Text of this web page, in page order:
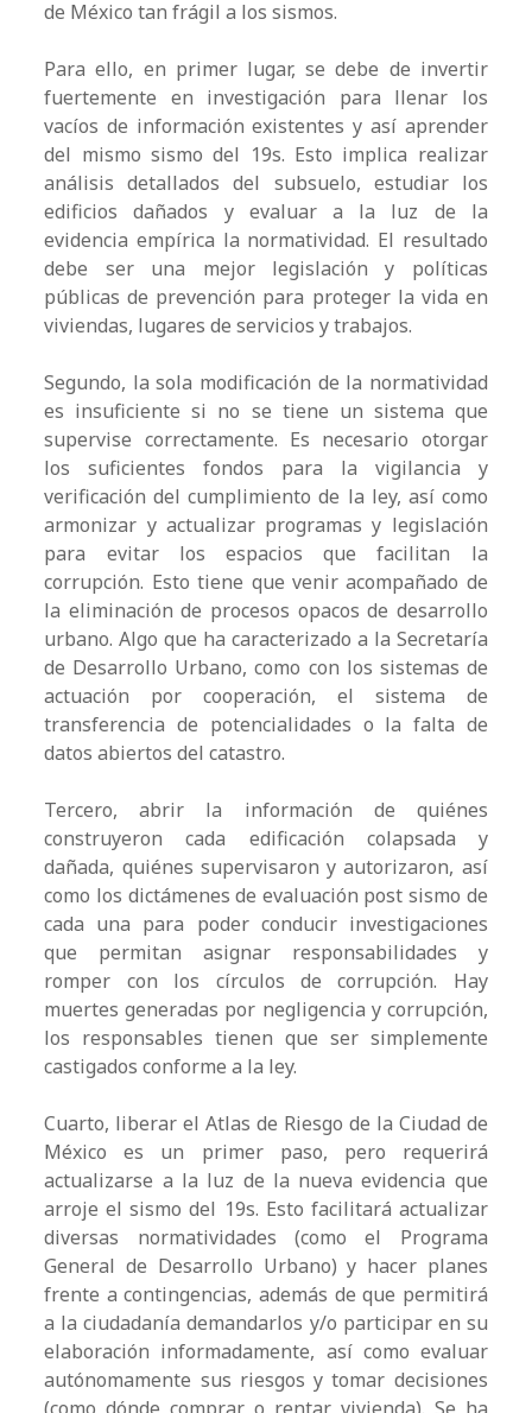
de México tan frágil a los sismos.
Para ello, en primer lugar, se debe de invertir
fuertemente en investigación para llenar los
vacíos de información existentes y así aprender
del mismo sismo del 19s. Esto implica realizar
análisis detallados del subsuelo, estudiar los
edificios dañados y evaluar a la luz de la
evidencia empírica la normatividad. El resultado
debe ser una mejor legislación y políticas
públicas de prevención para proteger la vida en
viviendas, lugares de servicios y trabajos.
Segundo, la sola modificación de la normatividad
es insuficiente si no se tiene un sistema que
supervise correctamente. Es necesario otorgar
los suficientes fondos para la vigilancia y
verificación del cumplimiento de la ley, así como
armonizar y actualizar programas y legislación
para evitar los espacios que facilitan la
corrupción. Esto tiene que venir acompañado de
la eliminación de procesos opacos de desarrollo
urbano. Algo que ha caracterizado a la Secretaría
de Desarrollo Urbano, como con los sistemas de
actuación por cooperación, el sistema de
transferencia de potencialidades o la falta de
datos abiertos del catastro.
Tercero, abrir la información de quiénes
construyeron cada edificación colapsada y
dañada, quiénes supervisaron y autorizaron, así
como los dictámenes de evaluación post sismo de
cada una para poder conducir investigaciones
que permitan asignar responsabilidades y
romper con los círculos de corrupción. Hay
muertes generadas por negligencia y corrupción,
los responsables tienen que ser simplemente
castigados conforme a la ley.
Cuarto, liberar el Atlas de Riesgo de la Ciudad de
México es un primer paso, pero requerirá
actualizarse a la luz de la nueva evidencia que
arroje el sismo del 19s. Esto facilitará actualizar
diversas normatividades (como el Programa
General de Desarrollo Urbano) y hacer planes
frente a contingencias, además de que permitirá
a la ciudadanía demandarlos y/o participar en su
elaboración informadamente, así como evaluar
autónomamente sus riesgos y tomar decisiones